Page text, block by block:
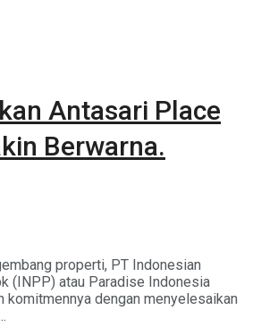
Antasari Place
Berwarna.
properti, PT Indonesian
(INPP) atau Paradise Indonesia
komitmennya dengan menyelesaikan